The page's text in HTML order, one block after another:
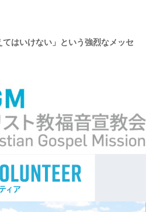
てはいけない」という強烈なメッセ